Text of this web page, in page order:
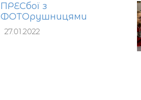
ПРЕСбої з
ФОТОрушницями
27.01.2022